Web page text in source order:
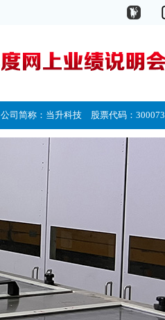
公司简称：当升科技 股票代码：300073